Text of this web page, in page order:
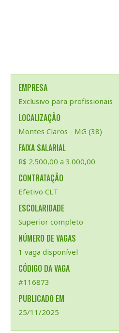
EMPRESA
Exclusivo para profissionais
LOCALIZAÇÃO
Montes Claros - MG (38)
FAIXA SALARIAL
R$ 2.500,00 a 3.000,00
CONTRATAÇÃO
Efetivo CLT
ESCOLARIDADE
Superior completo
NÚMERO DE VAGAS
1 vaga disponível
CÓDIGO DA VAGA
#116873
PUBLICADO EM
25/11/2025